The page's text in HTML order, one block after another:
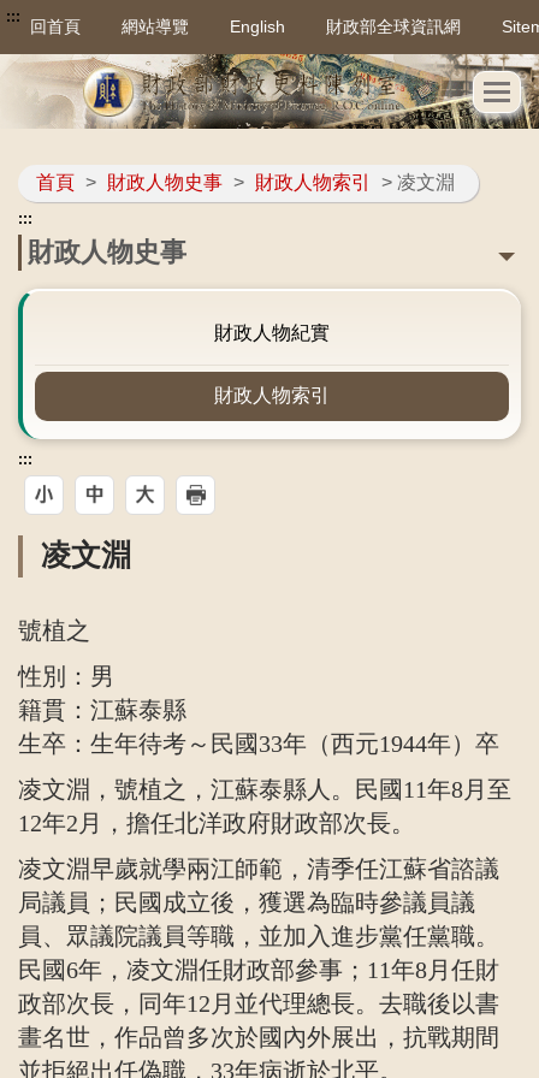
::: 回首頁 網站導覽 English 財政部全球資訊網
首頁 > 財政人物史事 > 財政人物索引 > 凌文淵
:::
財政人物史事
財政人物紀實
財政人物索引
:::
凌文淵
號植之
性別：男
籍貫：江蘇泰縣
生卒：生年待考～民國33年（西元1944年）卒
凌文淵，號植之，江蘇泰縣人。民國11年8月至
12年2月，擔任北洋政府財政部次長。
凌文淵早歲就學兩江師範，清季任江蘇省諮議
局議員；民國成立後，獲選為臨時參議員議
員、眾議院議員等職，並加入進步黨任黨職。
民國6年，凌文淵任財政部參事；11年8月任財
政部次長，同年12月並代理總長。去職後以書
畫名世，作品曾多次於國內外展出，抗戰期間
並拒絕出任偽職，33年病逝於北平。